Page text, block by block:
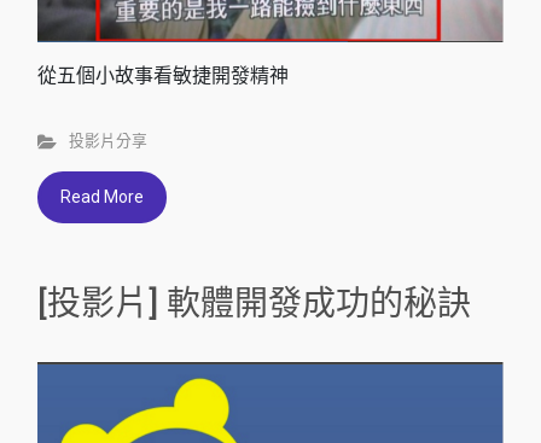
從五個小故事看敏捷開發精神
投影片分享
Read More
[投影片] 軟體開發成功的秘訣